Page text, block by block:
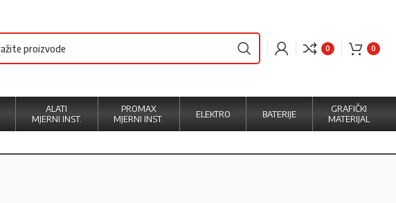
0 0
ALATI
MJERNI INST.
PROMAX
MJERNI INST.
ELEKTRO BATERIJE
GRAFIČKI
MATERIJAL